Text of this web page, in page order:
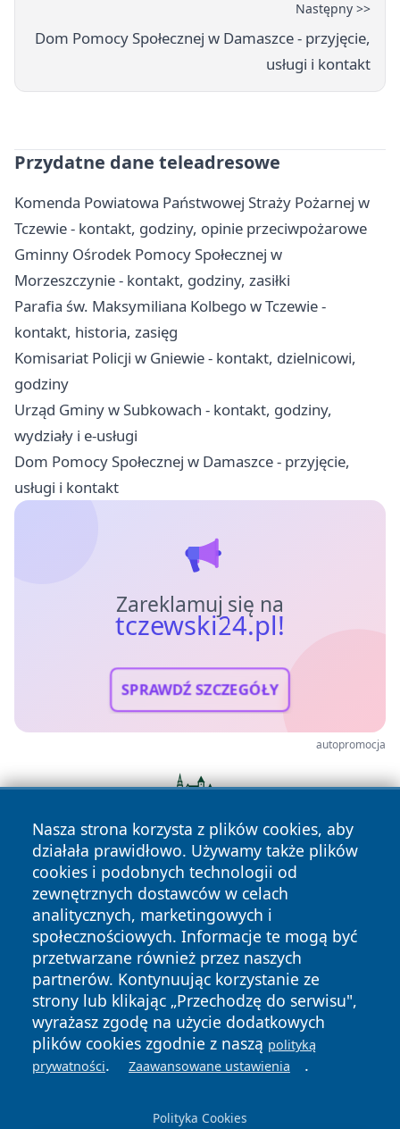
Następny >>
Dom Pomocy Społecznej w Damaszce - przyjęcie,
usługi i kontakt
Przydatne dane teleadresowe
Komenda Powiatowa Państwowej Straży Pożarnej w
Tczewie - kontakt, godziny, opinie przeciwpożarowe
Gminny Ośrodek Pomocy Społecznej w
Morzeszczynie - kontakt, godziny, zasiłki
Parafia św. Maksymiliana Kolbego w Tczewie -
kontakt, historia, zasięg
Komisariat Policji w Gniewie - kontakt, dzielnicowi,
godziny
Urząd Gminy w Subkowach - kontakt, godziny,
wydziały i e-usługi
Dom Pomocy Społecznej w Damaszce - przyjęcie,
usługi i kontakt
Zareklamuj się na
tczewski24.pl!
SPRAWDŹ SZCZEGÓŁY
autopromocja
Nasza strona korzysta z plików cookies, aby
działała prawidłowo. Używamy także plików
cookies i podobnych technologii od
zewnętrznych dostawców w celach
analitycznych, marketingowych i
społecznościowych. Informacje te mogą być
przetwarzane również przez naszych
partnerów. Kontynuując korzystanie ze
strony lub klikając „Przechodzę do serwisu",
wyrażasz zgodę na użycie dodatkowych
plików cookies zgodnie z naszą polityką
prywatności. Zaawansowane ustawienia .
Polityka Cookies
Copyright © 2026 tczewski24.pl Wszystkie prawa zastrzeżone.
News Autorzy
Polityka
Prywatności
Polityka
Cookies